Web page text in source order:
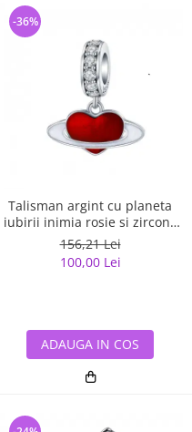
Talisman argint cu planeta
iubirii inimia rosie si zirconii
albe
156,21 Lei
100,00 Lei
-36%
ADAUGA IN COS